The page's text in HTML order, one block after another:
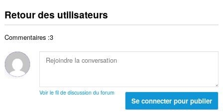
e
s
e
n
e
s
o
t
d
e
t
b
t
o
l
Retour des utilisateurs
Commentaires :3
Voir le fil de discussion du forum
Se connecter pour publier